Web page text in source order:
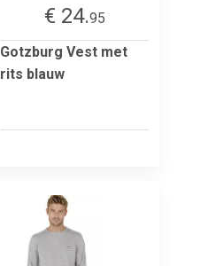
€ 24.95
Gotzburg Vest met
rits blauw